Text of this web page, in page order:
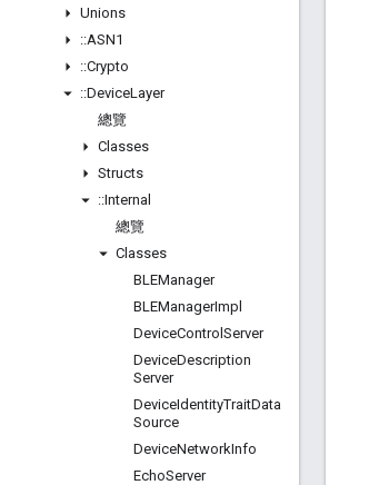
Unions
::ASN1
::Crypto
::DeviceLayer
總覽
Classes
Structs
::Internal
總覽
Classes
BLEManager
BLEManagerImpl
DeviceControl Server
DeviceDescription
Server
DeviceIdentityTraitData
Source
DeviceNetworkInfo
EchoServer